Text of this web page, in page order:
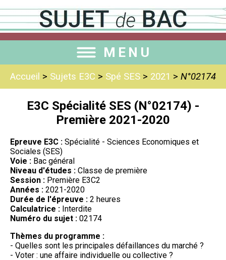
MENU
Accueil > Sujets E3C > Spé SES > 2021 > N°02174
E3C Spécialité SES (N°02174) -
Première 2021-2020
Epreuve E3C : Spécialité - Sciences Economiques et
Sociales (SES)
Voie : Bac général
Niveau d'études : Classe de première
Session : Première E3C2
Années : 2021-2020
Durée de l'épreuve : 2 heures
Calculatrice : Interdite
Numéro du sujet : 02174
Thèmes du programme :
- Quelles sont les principales défaillances du marché ?
- Voter : une affaire individuelle ou collective ?